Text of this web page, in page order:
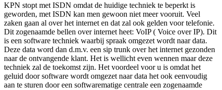
KPN stopt met ISDN omdat de huidige techniek te beperkt is
geworden, met ISDN kan men gewoon niet meer vooruit. Veel
zaken gaan al over het internet en dat zal ook gelden voor telefonie.
Dit zogenaamde bellen over internet heet: VoIP ( Voice over IP). Dit
is een software techniek waarbij spraak omgezet wordt naar data.
Deze data word dan d.m.v. een sip trunk over het internet gezonden
naar de ontvangende klant. Het is wellicht even wennen maar deze
techniek zal de toekomst zijn. Het voordeel voor u is omdat het
geluid door software wordt omgezet naar data het ook eenvoudig
aan te sturen door een softwarematige centrale een zogenaamde